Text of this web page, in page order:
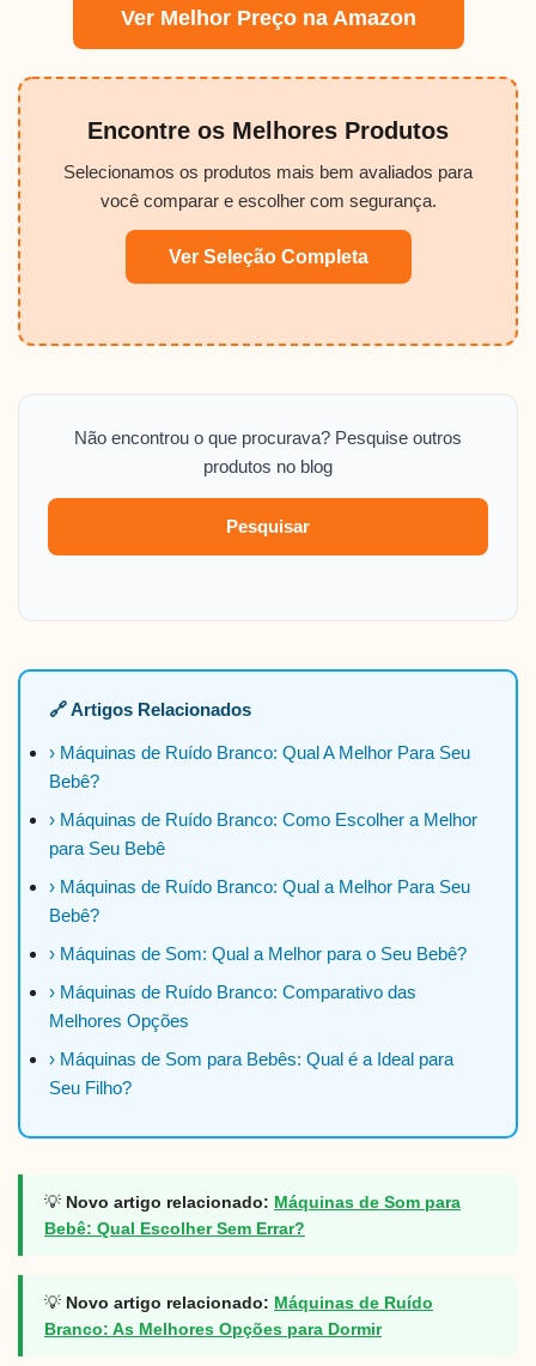
Ver Melhor Preço na Amazon
Encontre os Melhores Produtos
Selecionamos os produtos mais bem avaliados para
você comparar e escolher com segurança.
Ver Seleção Completa
Não encontrou o que procurava? Pesquise outros
produtos no blog
Pesquisar
🔗 Artigos Relacionados
› Máquinas de Ruído Branco: Qual A Melhor Para Seu
Bebê?
› Máquinas de Ruído Branco: Como Escolher a Melhor
para Seu Bebê
› Máquinas de Ruído Branco: Qual a Melhor Para Seu
Bebê?
› Máquinas de Som: Qual a Melhor para o Seu Bebê?
› Máquinas de Ruído Branco: Comparativo das
Melhores Opções
› Máquinas de Som para Bebês: Qual é a Ideal para
Seu Filho?
💡 Novo artigo relacionado: Máquinas de Som para
Bebê: Qual Escolher Sem Errar?
💡 Novo artigo relacionado: Máquinas de Ruído
Branco: As Melhores Opções para Dormir